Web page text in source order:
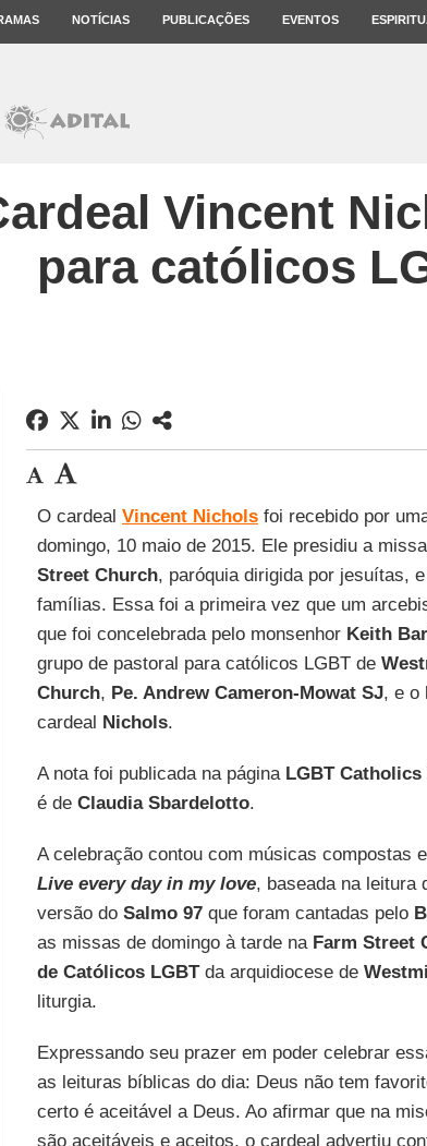
NOTÍCIAS PUBLICAÇÕES EVENTOS
Vincent
para católicos
O cardeal Vincent Nicholsfoi recebido por
domingo, 10 maio de 2015. Ele presidiu a
Street Church, paróquia dirigida por jesuítas,
famílias. Essa foi a primeira vez que um
que foi concelebrada pelo monsenhor Keith
grupo de pastoral para católicos LGBT de
Church, Pe. Andrew Cameron-Mowat SJ, e o
cardeal Nichols.
A nota foi publicada na página LGBT
é de Claudia Sbardelotto.
A celebração contou com músicas compostas
Live every day in my love, baseada na leitura
versão do Salmo 97que foram cantadas pelo
as missas de domingo à tarde na Farm Street
de Católicos LGBTda arquidiocese de
liturgia.
Expressando seu prazer em poder celebrar
as leituras bíblicas do dia: Deus não tem
certo é aceitável a Deus. Ao afirmar que na
são aceitáveis ​​e aceitos, o cardeal advertiu